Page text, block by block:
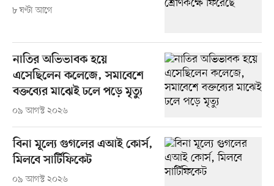
৮ ঘণ্টা আগে
নাতির অভিভাবক হয়ে
এসেছিলেন কলেজে, সমাবেশে
বক্তব্যের মাঝেই ঢলে পড়ে মৃত্যু
০৯ আগস্ট ২০২৬
বিনা মূল্যে গুগলের এআই কোর্স,
মিলবে সার্টিফিকেট
০৯ আগস্ট ২০২৬